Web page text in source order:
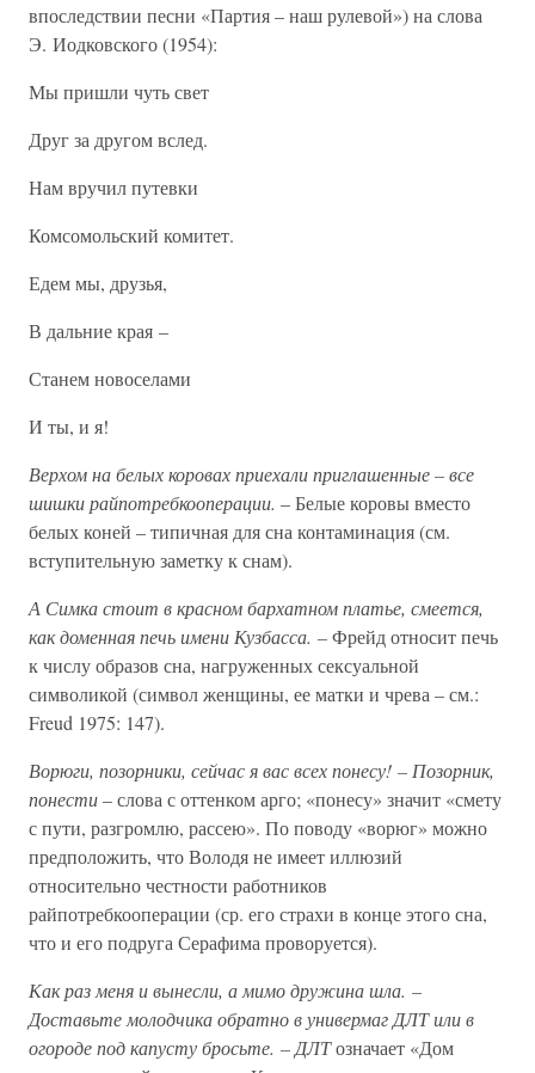
впоследствии песни «Партия – наш рулевой») на слова
Э. Иодковского (1954):
Мы пришли чуть свет
Друг за другом вслед.
Нам вручил путевки
Комсомольский комитет.
Едем мы, друзья,
В дальние края –
Станем новоселами
И ты, и я!
Верхом на белых коровах приехали приглашенные – все
шишки райпотребкооперации. – Белые коровы вместо
белых коней – типичная для сна контаминация (см.
вступительную заметку к снам).
А Симка стоит в красном бархатном платье, смеется,
как доменная печь имени Кузбасса. –Фрейд относит печь
к числу образов сна, нагруженных сексуальной
символикой (символ женщины, ее матки и чрева – см.:
Freud 1975: 147).
Ворюги, позорники, сейчас я вас всех понесу! – Позорник,
понести– слова с оттенком арго; «понесу» значит «смету
с пути, разгромлю, рассею». По поводу «ворюг» можно
предположить, что Володя не имеет иллюзий
относительно честности работников
райпотребкооперации (ср. его страхи в конце этого сна,
что и его подруга Серафима проворуется).
Как раз меня и вынесли, а мимо дружина шла. –
Доставьте молодчика обратно в универмаг ДЛТ или в
огороде под капусту бросьте. – ДЛТозначает «Дом